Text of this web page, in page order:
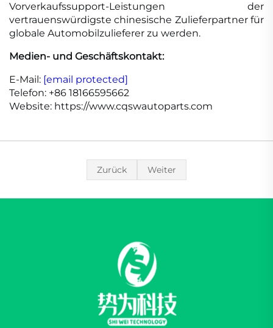
Vorverkaufssupport-Leistungen der
vertrauenswürdigste chinesische Zulieferpartner für
globale Automobilzulieferer zu werden.
Medien- und Geschäftskontakt:
E-Mail: [email protected]
Telefon: +86 18166595662
Website: https://www.cqswautoparts.com
Zurück Weiter